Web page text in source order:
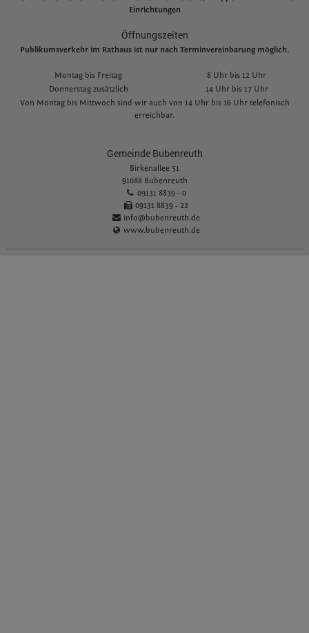
Einrichtungen
Öffnungszeiten
Publikumsverkehr im Rathaus ist nur nach Terminvereinbarung möglich.
Montag bis Freitag
8 Uhr bis 12 Uhr
Donnerstag zusätzlich
14 Uhr bis 17 Uhr
Von Montag bis Mittwoch sind wir auch von 14 Uhr bis 16 Uhr telefonisch
erreichbar.
Gemeinde Bubenreuth
Birkenallee 51
91088 Bubenreuth
09131 8839 - 0
09131 8839 - 22
info@bubenreuth.de
www.bubenreuth.de